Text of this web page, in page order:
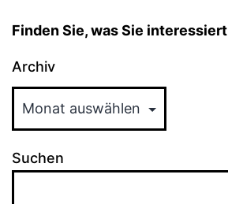
Finden Sie, was Sie interessiert
Archiv
Suchen